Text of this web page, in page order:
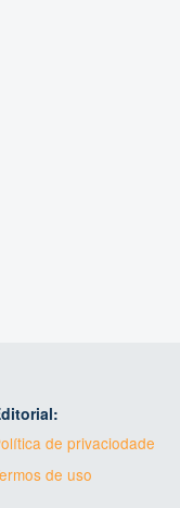
de privaciodade
de uso